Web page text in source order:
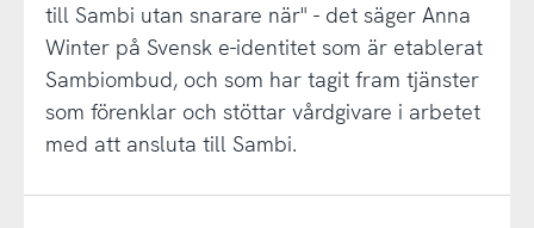
till Sambi utan snarare när" - det säger Anna
Winter på Svensk e-identitet som är etablerat
Sambiombud, och som har tagit fram tjänster
som förenklar och stöttar vårdgivare i arbetet
med att ansluta till Sambi.